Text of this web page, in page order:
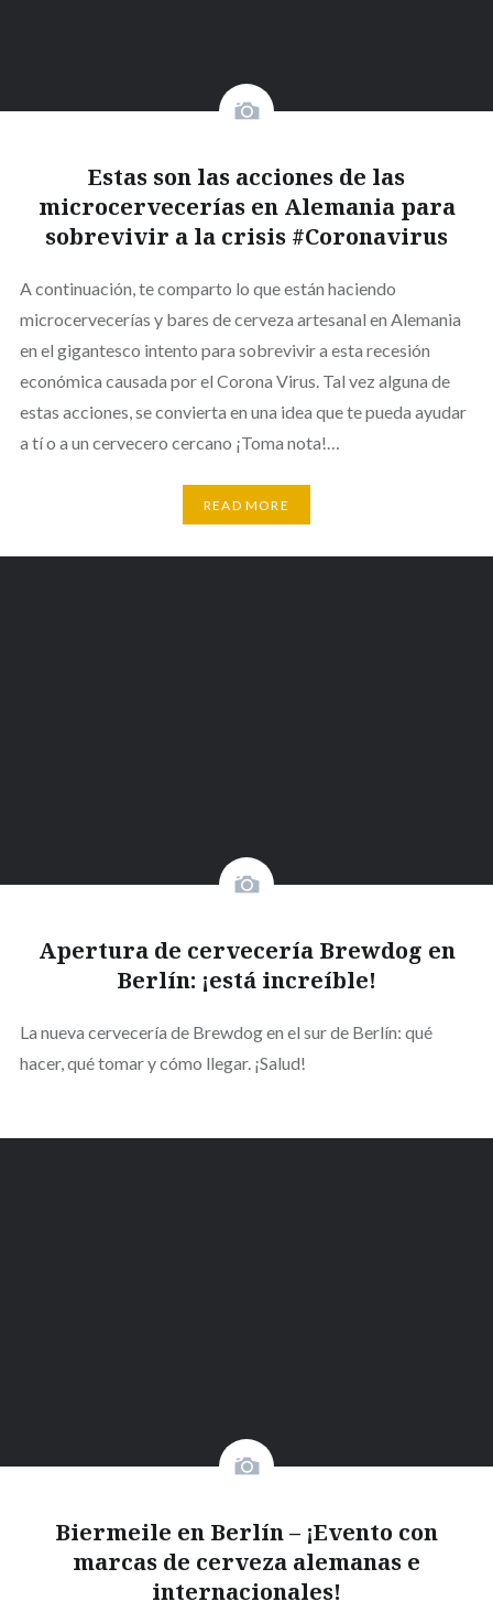
Estas son las acciones de las
microcervecerías en Alemania para
sobrevivir a la crisis #Coronavirus
A continuación, te comparto lo que están haciendo
microcervecerías y bares de cerveza artesanal en Alemania
en el gigantesco intento para sobrevivir a esta recesión
económica causada por el Corona Virus. Tal vez alguna de
estas acciones, se convierta en una idea que te pueda ayudar
a tí o a un cervecero cercano ¡Toma nota!…
READ MORE
Apertura de cervecería Brewdog en
Berlín: ¡está increíble!
La nueva cervecería de Brewdog en el sur de Berlín: qué
hacer, qué tomar y cómo llegar. ¡Salud!
Biermeile en Berlín – ¡Evento con
marcas de cerveza alemanas e
internacionales!